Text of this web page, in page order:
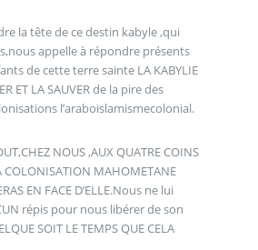
la tête de ce destin kabyle ,qui
appelle à répondre présents
de cette terre sainte LA KABYLIE
ET LA SAUVER de la pire des
l’araboislamismecolonial.
NOUS ,AUX QUATRE COINS
COLONISATION MAHOMETANE
EN FACE D’ELLE.Nous ne lui
répis pour nous libérer de son
SOIT LE TEMPS QUE CELA